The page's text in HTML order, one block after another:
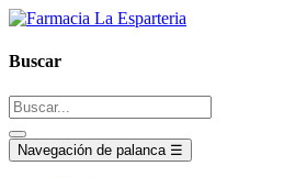
Buscar
Navegación de palanca ☰